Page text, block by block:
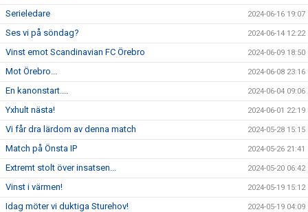
Serieledare 2024-06-16 19:07
Ses vi på söndag? 2024-06-14 12:22
Vinst emot Scandinavian FC Örebro 2024-06-09 18:50
Mot Örebro... 2024-06-08 23:16
En kanonstart.... 2024-06-04 09:06
Yxhult nästa! 2024-06-01 22:19
Vi får dra lärdom av denna match 2024-05-28 15:15
Match på Önsta IP 2024-05-26 21:41
Extremt stolt över insatsen... 2024-05-20 06:42
Vinst i värmen! 2024-05-19 15:12
Idag möter vi duktiga Sturehov! 2024-05-19 04:09